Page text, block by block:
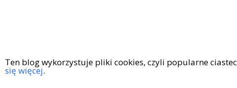
Ten blog wykorzystuje pliki cookies, czyli popularne
się więcej.